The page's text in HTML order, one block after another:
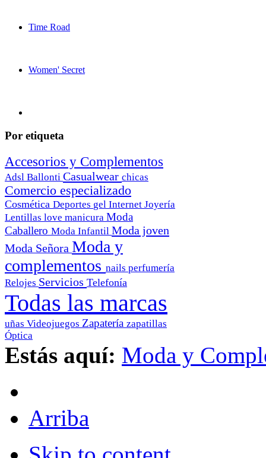
Time Road
Women' Secret
Por etiqueta
Accesorios y Complementos
Adsl Ballonti Casualwear chicas
Comercio especializado
Cosmética Deportes gel Internet Joyería
Lentillas love manicura Moda
Caballero Moda Infantil Moda joven
Moda Señora Moda y
complementos nails perfumería
Relojes Servicios Telefonía
Todas las marcas
uñas Videojuegos Zapatería zapatillas
Óptica
Estás aquí: Moda y
Arriba